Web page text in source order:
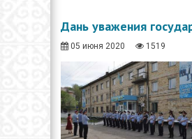
Дань уважения
05 июня 2020 1519